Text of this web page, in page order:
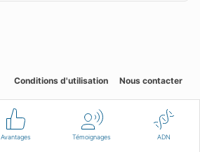
Avantages Témoignages ADN
Conditions d'utilisation Nous contacter